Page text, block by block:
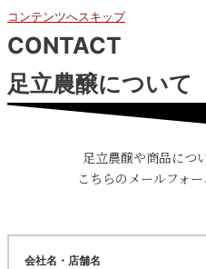
コンテンツへスキップ
CONTACT
足立農醸について
足立農醸や商品につ
こちらのメールフォ
会社名・店舗名